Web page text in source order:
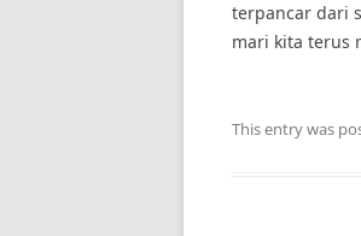
terpancar dari
mari kita terus
This entry was